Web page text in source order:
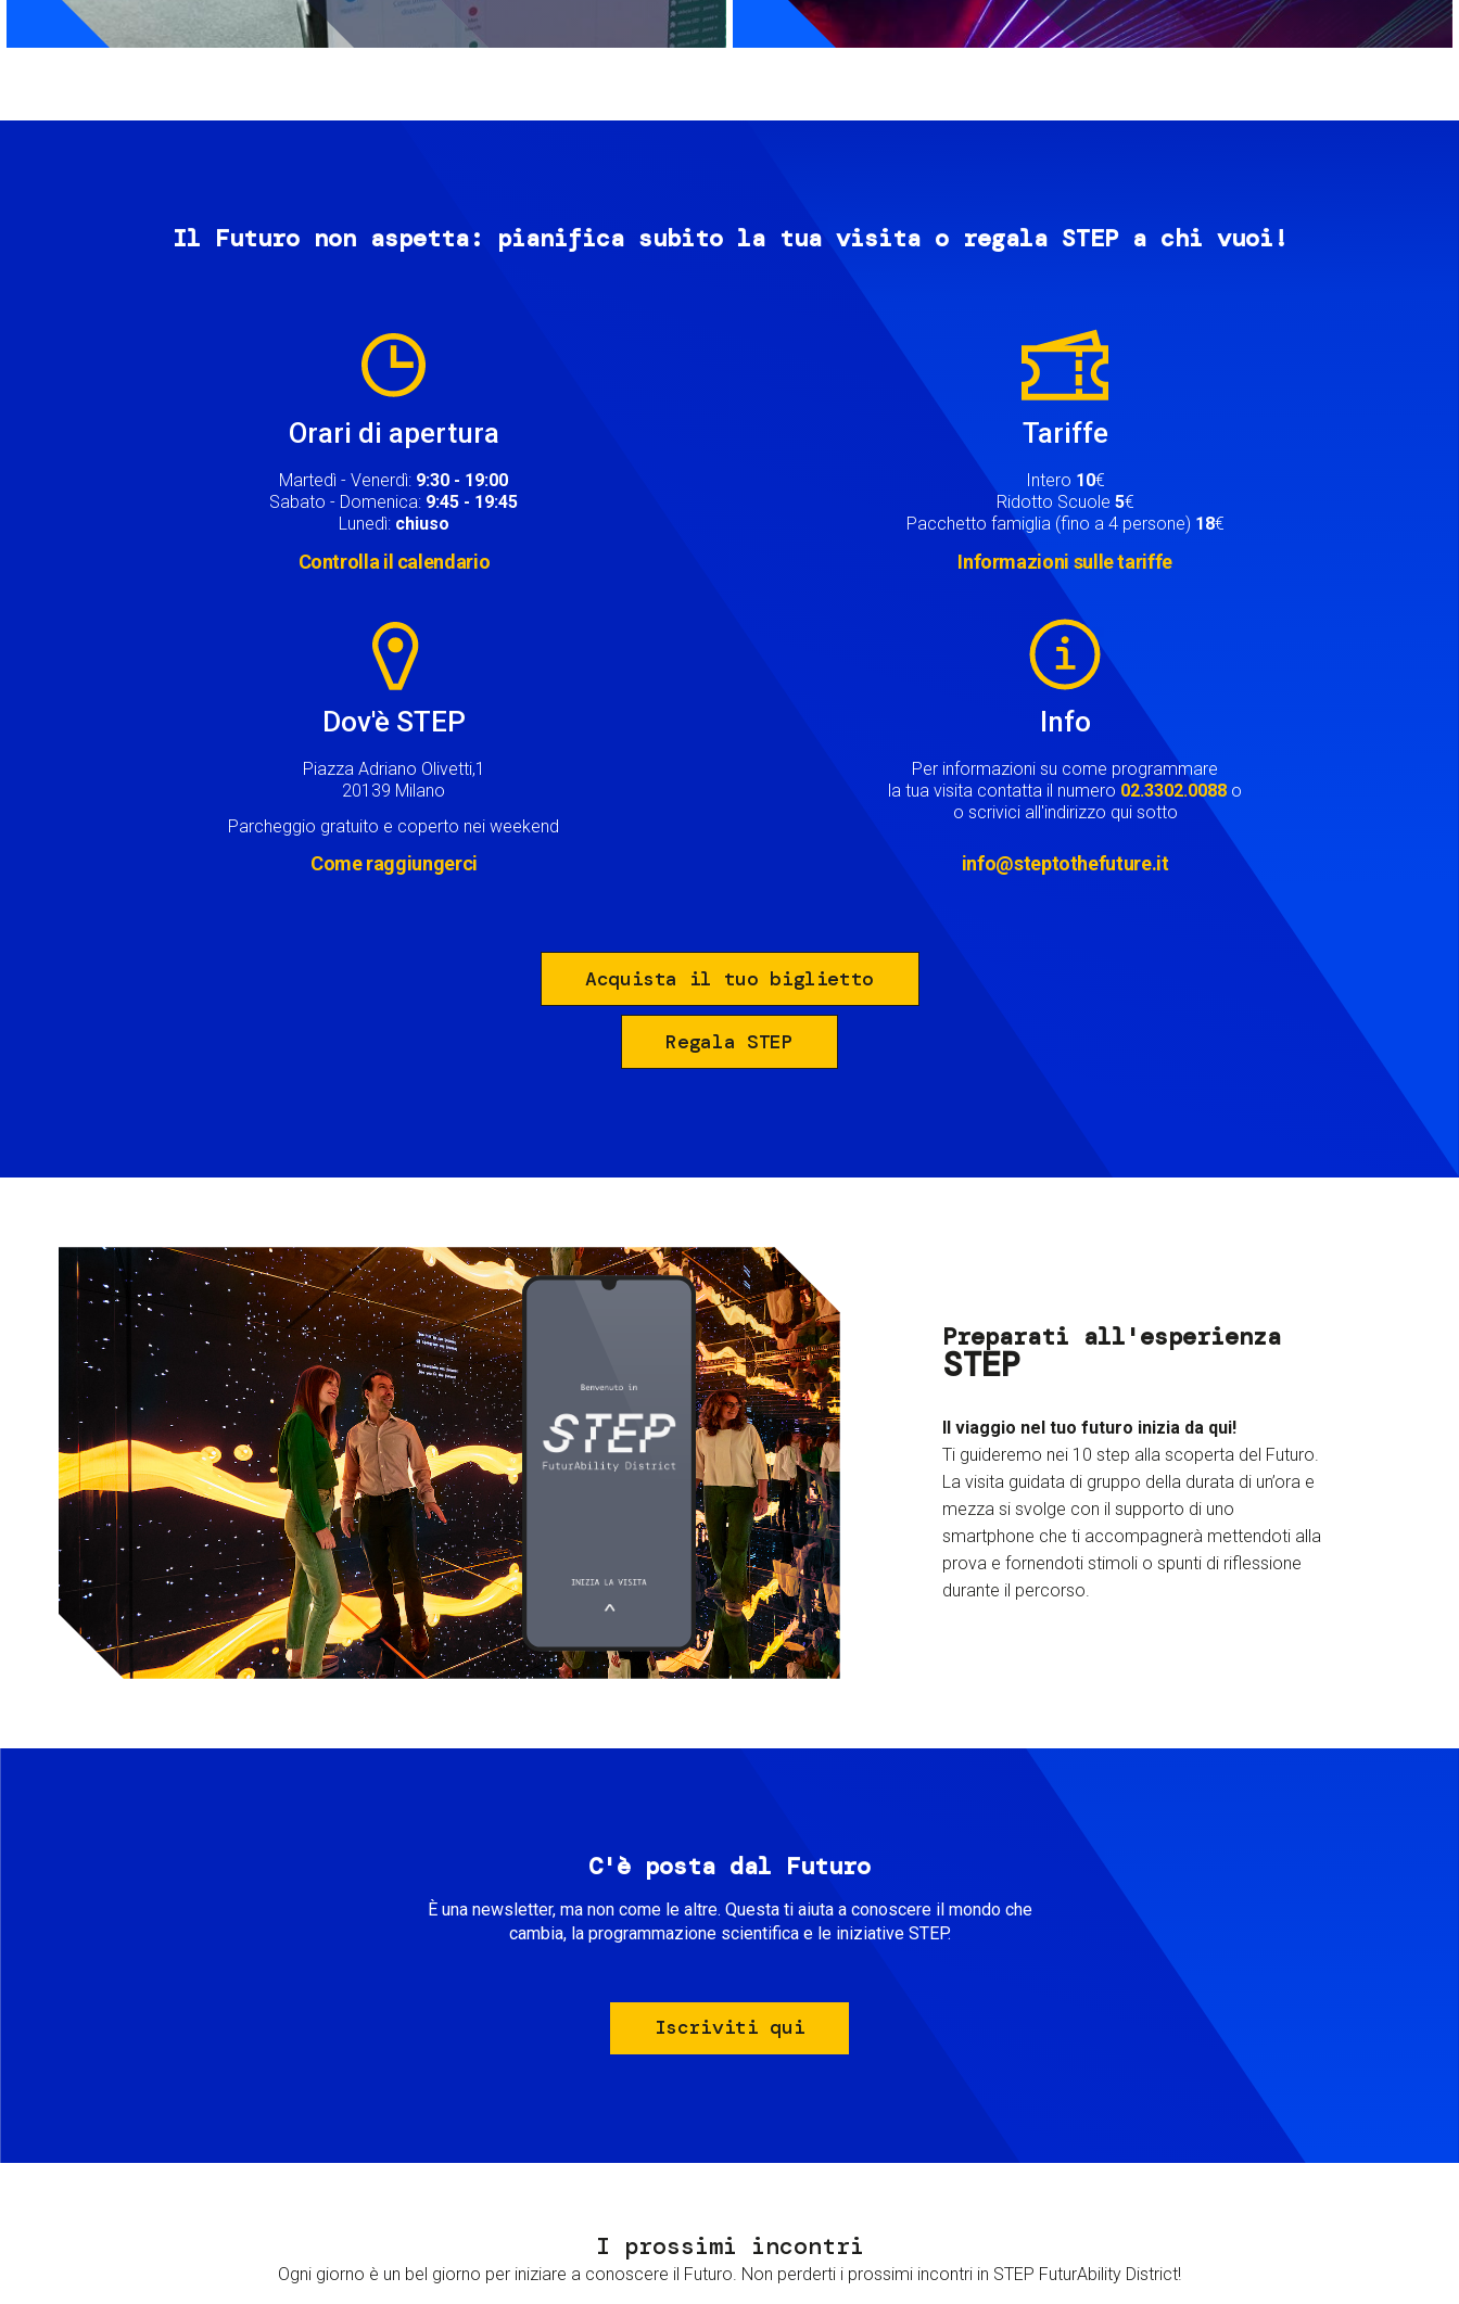
Il Futuro non aspetta: pianifica subito la tua visita o regala STEP a chi vuoi!
Orari di apertura
Martedì - Venerdì: 9:30 - 19:00
Sabato - Domenica: 9:45 - 19:45
Lunedì: chiuso
Controlla il calendario
Tariffe
Intero 10€
Ridotto Scuole 5€
Pacchetto famiglia (fino a 4 persone) 18€
Informazioni sulle tariffe
Dov'è STEP
Piazza Adriano Olivetti,1
20139 Milano
Parcheggio gratuito e coperto nei weekend
Come raggiungerci
Info
Per informazioni su come programmare
la tua visita contatta il numero 02.3302.0088 o
o scrivici all'indirizzo qui sotto
info@steptothefuture.it
Acquista il tuo biglietto
Regala STEP
Preparati all'esperienza
STEP
Il viaggio nel tuo futuro inizia da qui!
Ti guideremo nei 10 step alla scoperta del Futuro.
La visita guidata di gruppo della durata di un’ora e
mezza si svolge con il supporto di uno
smartphone che ti accompagnerà mettendoti alla
prova e fornendoti stimoli o spunti di riflessione
durante il percorso.
C'è posta dal Futuro
È una newsletter, ma non come le altre. Questa ti aiuta a conoscere il mondo che
cambia, la programmazione scientifica e le iniziative STEP.
Iscriviti qui
I prossimi incontri
Ogni giorno è un bel giorno per iniziare a conoscere il Futuro. Non perderti i prossimi incontri in STEP FuturAbility District!